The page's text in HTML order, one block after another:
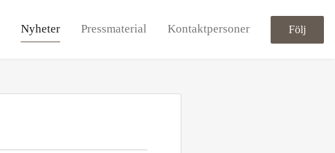
Nyheter Pressmaterial Kontaktpersoner Följ